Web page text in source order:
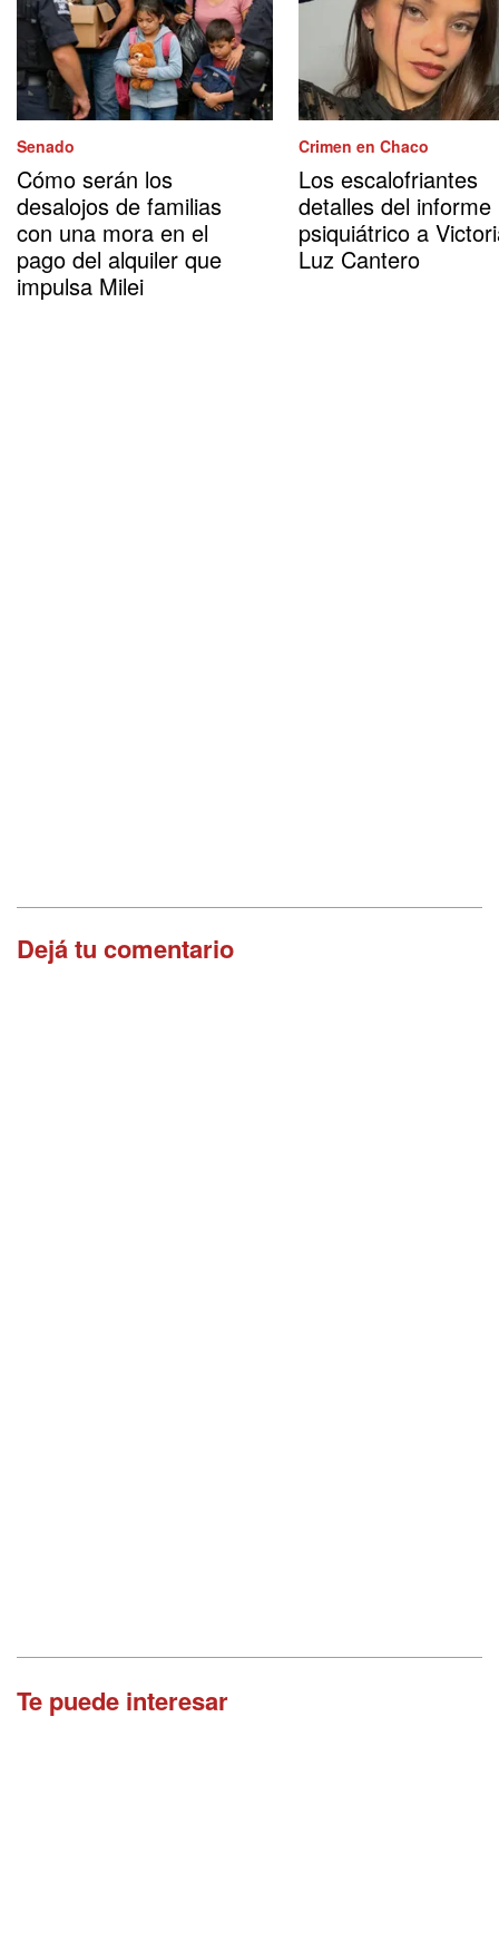
Senado
Cómo serán los
desalojos de familias
con una mora en el
pago del alquiler que
impulsa Milei
Crimen en Chaco
Los escalofriantes
detalles del informe
psiquiátrico a
Luz Cantero
Dejá tu comentario
Te puede interesar